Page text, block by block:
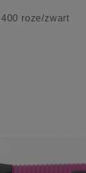
roze/zwart